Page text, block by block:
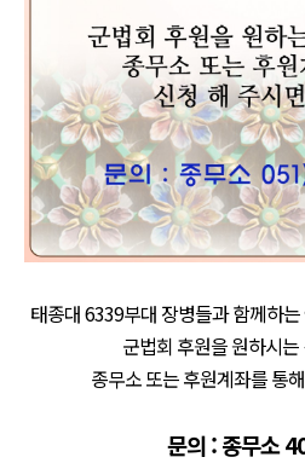
태종대 6339부대 장병들과 함께하는
군법회 후원을 원하시
종무소 또는 후원계좌를 통
문의 : 종무소